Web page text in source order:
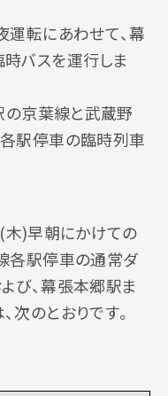
転にあわせて、幕
バスを運行しま
京葉線と武蔵野
駅停車の臨時列車
)早朝にかけての
各駅停車の通常ダ
び、幕張本郷駅ま
次のとおりです。